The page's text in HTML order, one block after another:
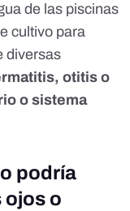
de las piscinas
cultivo para
diversas
otitis o
o sistema
podría
ojos o